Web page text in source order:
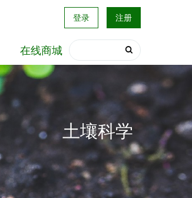
登录 注册
在线商城
土壤科学